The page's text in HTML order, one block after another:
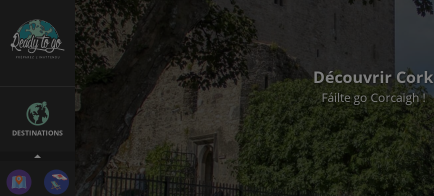
DESTINATIONS
ÉTUDES
EMPLOIS &
STAGES
Découvrir Cork
Fáilte go Corcaigh !